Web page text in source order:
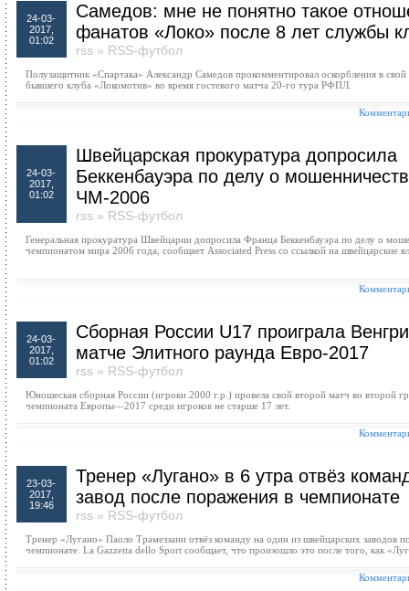
24-03-
2017,
01:02
Самедов: мне не понятно такое
фанатов «Локо» после 8 лет службы
rss » RSS-футбол
Полузащитник «Спартака» Александр Самедов прокомментировал оскорбления в свой
бывшего клуба «Локомотив» во время гостевого матча 20-го тура РФПЛ.
24-03-
2017,
01:02
Швейцарская прокуратура допросила
Беккенбауэра по делу о
ЧМ-2006
rss » RSS-футбол
Генеральная прокуратура Швейцарии допросила Франца Беккенбауэра по делу о
чемпионатом мира 2006 года, сообщает Associated Press со ссылкой на швейцарские
24-03-
2017,
01:02
Сборная России U17 проиграла
матче Элитного раунда Евро-2017
rss » RSS-футбол
Юношеская сборная России (игроки 2000 г.р.) провела свой второй матч во второй
чемпионата Европы—2017 среди игроков не старше 17 лет.
23-03-
2017,
19:46
Тренер «Лугано» в 6 утра отвёз
завод после поражения в чемпионате
rss » RSS-футбол
Тренер «Лугано» Паоло Трамеззани отвёз команду на один из швейцарских заводов
чемпионате. La Gazzetta dello Sport сообщает, что произошло это после того, как